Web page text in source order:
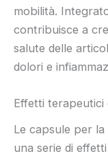
mobilità.
contribuisce a
salute delle
dolori e
Effetti terapeutici
Le capsule per
una serie di